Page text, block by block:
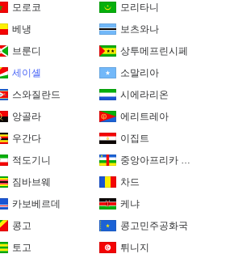
모로코
모리타니
베냉
보츠와나
브룬디
상투메프린시페
세이셸
소말리아
스와질란드
시에라리온
앙골라
에리트레아
우간다
이집트
적도기니
중앙아프리카 공화국
짐바브웨
차드
카보베르데
케냐
콩고
콩고민주공화국
토고 튀니지